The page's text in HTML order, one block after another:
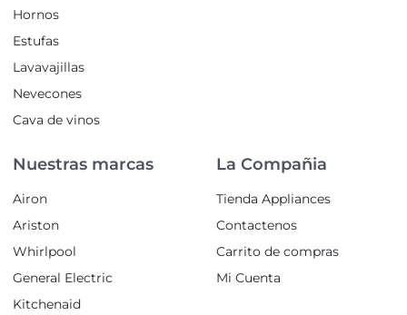
Hornos
Estufas
Lavavajillas
Nevecones
Cava de vinos
Nuestras marcas
Airon
Ariston
Whirlpool
General Electric
Kitchenaid
La Compañia
Tienda Appliances
Contactenos
Carrito de compras
Mi Cuenta